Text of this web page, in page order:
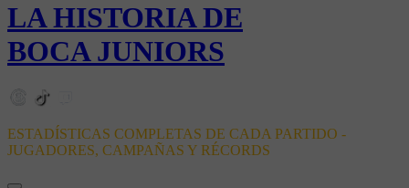
LA HISTORIA DE
BOCA JUNIORS
ESTADÍSTICAS COMPLETAS DE CADA PARTIDO -
JUGADORES, CAMPAÑAS Y RÉCORDS